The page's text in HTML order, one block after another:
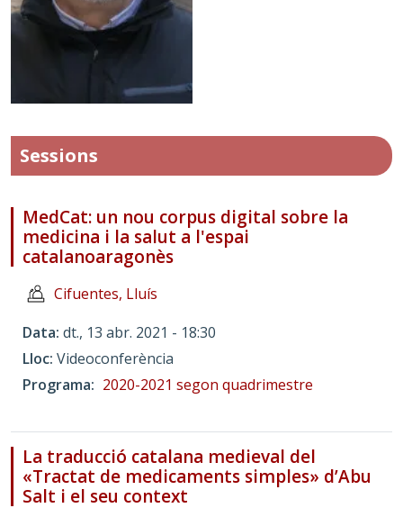
Sessions
MedCat: un nou corpus digital sobre la
medicina i la salut a l'espai
catalanoaragonès
Cifuentes, Lluís
Data dt., 13 abr. 2021 - 18:30
Lloc Videoconferència
Programa
2020-2021 segon quadrimestre
La traducció catalana medieval del
«Tractat de medicaments simples» d’Abu
Salt i el seu context